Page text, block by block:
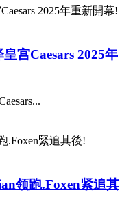
宫Caesars 2025年
领跑.Foxen紧追其